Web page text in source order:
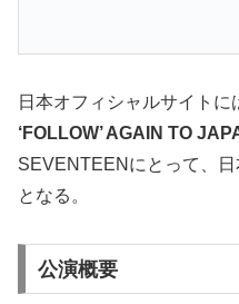
日本オフィシャルサイトに
‘FOLLOW’ AGAIN TO
SEVENTEENにとって、
となる。
公演概要